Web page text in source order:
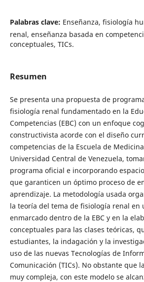
Palabras clave: Enseñanza, fisiología
renal, enseñanza basada en
conceptuales, TICs.
Resumen
Se presenta una propuesta de
fisiología renal fundamentado en la
Competencias (EBC) con un enfoque
constructivista acorde con el diseño
competencias de la Escuela de
Universidad Central de Venezuela,
programa oficial e incorporando
que garanticen un óptimo proceso de
aprendizaje. La metodología usada
la teoría del tema de fisiología renal en
enmarcado dentro de la EBC y en la
conceptuales para las clases teóricas,
estudiantes, la indagación y la
uso de las nuevas Tecnologías de
Comunicación (TICs). No obstante que
muy compleja, con este modelo se